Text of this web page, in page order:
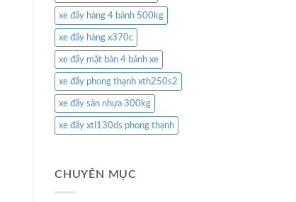
xe đẩy hàng 4 bánh 500kg
xe đẩy hàng x370c
xe đẩy mặt bàn 4 bánh xe
xe đẩy phong thạnh xth250s2
xe đẩy sàn nhựa 300kg
xe đẩy xtl130ds phong thạnh
CHUYÊN MỤC